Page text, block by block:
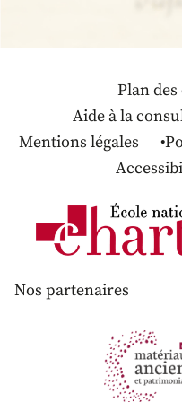
Plan
Aide à la
Mentions légales
Nos partenaires